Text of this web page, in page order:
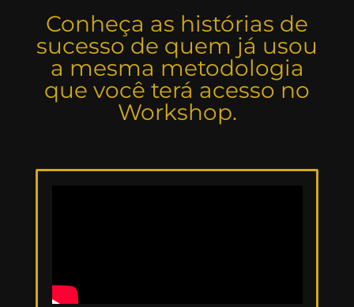
Conheça as histórias de
sucesso de quem já usou
a mesma metodologia
que você terá acesso no
Workshop.